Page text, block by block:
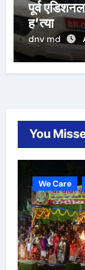
पूर्व
ह’त्या
dnv md
You
We Care